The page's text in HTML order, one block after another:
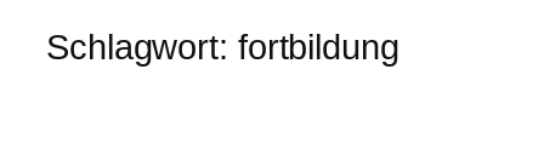
Schlagwort: fortbildung